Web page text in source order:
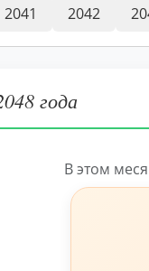
2041
2042
года
В этом